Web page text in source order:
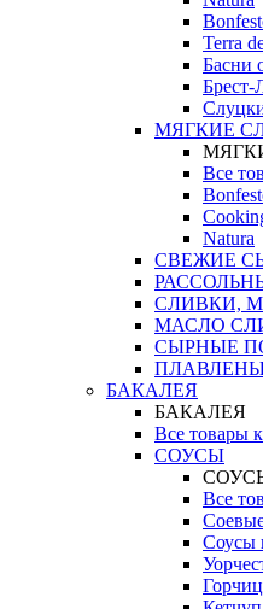
Terra
Басни
Брест-
МЯГКИЕ
Все
Natura
СВЕЖИЕ
СЛИВКИ,
МАСЛО
СЫРНЫЕ
БАКАЛЕЯ
БАКАЛЕЯ
Все товары
СОУСЫ
Все
Соусы